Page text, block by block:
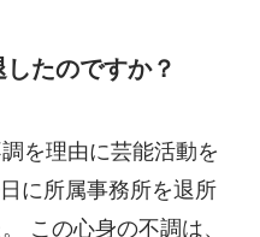
たのですか？
を理由に芸能活動を
に所属事務所を退所
この心身の不調は、